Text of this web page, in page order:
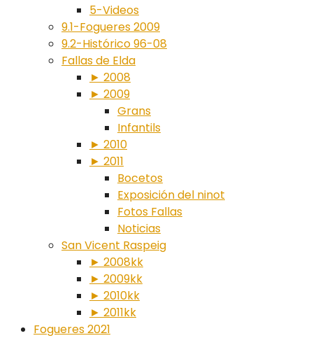
5-Videos
9.1-Fogueres 2009
9.2-Histórico 96-08
Fallas de Elda
► 2008
► 2009
Grans
Infantils
► 2010
► 2011
Bocetos
Exposición del ninot
Fotos Fallas
Noticias
San Vicent Raspeig
► 2008kk
► 2009kk
► 2010kk
► 2011kk
Fogueres 2021